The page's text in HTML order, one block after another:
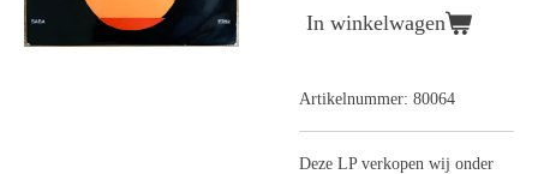
In winkelwagen
Artikelnummer: 80064
Deze LP verkopen wij onder